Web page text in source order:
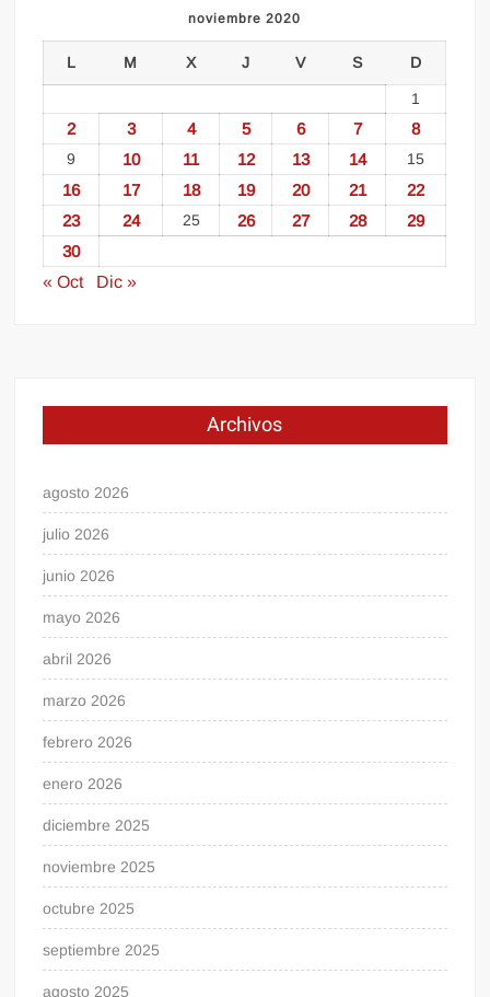
noviembre 2020
L M X J V S D
1
2 3 4 5 6 7 8
9 10 11 12 13 14 15
16 17 18 19 20 21
22
23
24 25 26 27 28
29
30
« Oct
Dic »
Archivos
agosto 2026
julio 2026
junio 2026
mayo 2026
abril 2026
marzo 2026
febrero 2026
enero 2026
diciembre 2025
noviembre 2025
octubre 2025
septiembre 2025
agosto 2025